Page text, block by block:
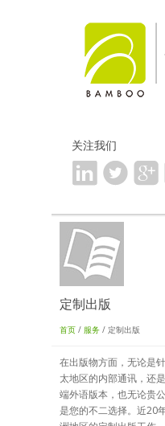
关注我们
定制出版
首页 / 服务 / 定制出版
在出版物方面，无论是
太地区的内部通讯，还
端外语版本，也无论贵
是您的不二选择。近20